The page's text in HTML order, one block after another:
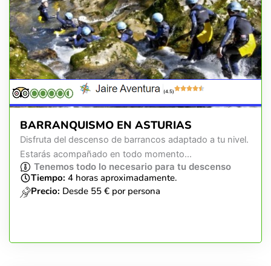
(4.5)
BARRANQUISMO EN ASTURIAS
Disfruta del descenso de barrancos adaptado a tu nivel.
Estarás acompañado en todo momento...
Tenemos todo lo necesario para tu descenso
Tiempo: 4 horas aproximadamente.
Precio: Desde 55 € por persona